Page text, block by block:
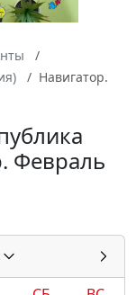
Навигатор.
Февраль